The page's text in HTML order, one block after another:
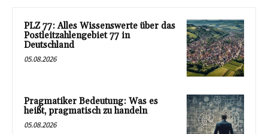
PLZ 77: Alles Wissenswerte über das
Postleitzahlengebiet 77 in
Deutschland
05.08.2026
Pragmatiker Bedeutung: Was es
heißt, pragmatisch zu handeln
05.08.2026